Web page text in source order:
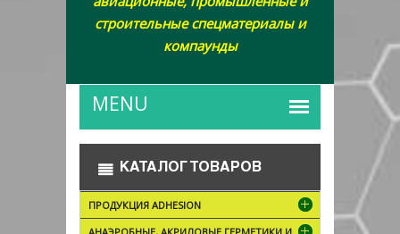
строительные спецматериалы и
компаунды
КАТАЛОГ ТОВАРОВ
ПРОДУКЦИЯ ADHESION